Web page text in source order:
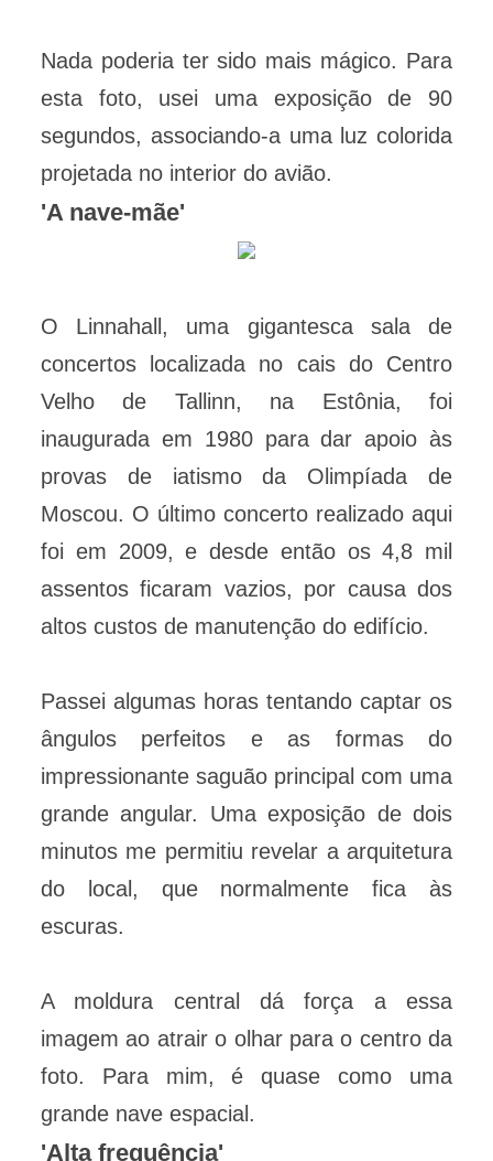
Nada poderia ter sido mais mágico. Para
esta foto, usei uma exposição de 90
segundos, associando-a uma luz colorida
projetada no interior do avião.
'A nave-mãe'
O Linnahall, uma gigantesca sala de
concertos localizada no cais do Centro
Velho de Tallinn, na Estônia, foi
inaugurada em 1980 para dar apoio às
provas de iatismo da Olimpíada de
Moscou. O último concerto realizado aqui
foi em 2009, e desde então os 4,8 mil
assentos ficaram vazios, por causa dos
altos custos de manutenção do edifício.
Passei algumas horas tentando captar os
ângulos perfeitos e as formas do
impressionante saguão principal com uma
grande angular. Uma exposição de dois
minutos me permitiu revelar a arquitetura
do local, que normalmente fica às
escuras.
A moldura central dá força a essa
imagem ao atrair o olhar para o centro da
foto. Para mim, é quase como uma
grande nave espacial.
'Alta frequência'